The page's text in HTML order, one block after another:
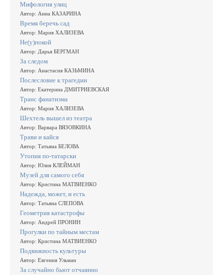
Мифология улиц
Автор: Анна КАЗАРИНА
Время беречь сад
Автор: Мария ХАЛИЗЕВА
Не(у)покой
Автор: Дарья БЕРГМАН
За следом
Автор: Анастасия КАЗЬМИНА
Послесловие к трагедии
Автор: Екатерина ДМИТРИЕВСКАЯ
Транс фанатизма
Автор: Мария ХАЛИЗЕВА
Шехтель вышел из театра
Автор: Варвара ВЯЗОВКИНА
Трави и кайся
Автор: Татьяна БЕЛОВА
Утопия по-татарски
Автор: Юлия КЛЕЙМАН
Музей для самого себя
Автор: Кристина МАТВИЕНКО
Надежда, может, и есть
Автор: Татьяна СЛЕПОВА
Геометрия катастрофы
Автор: Андрей ПРОНИН
Прогулки по тайным местам
Автор: Кристина МАТВИЕНКО
Подвижность культуры
Автор: Евгения Ульман
За случайно бьют отчаянно